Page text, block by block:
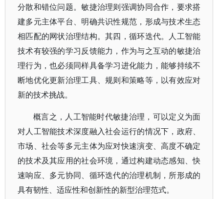
分散和错位问题。敏捷治理则强调协同合作，要求搭
建多元主体平台、明确共识性规范，形成与技术生态
相匹配的网状治理结构。其四，循环迭代。人工智能
技术有较强的学习反馈能力，作为与之互动的敏捷治
理行为，也必须同样具备学习进化能力，能够持续不
断地优化更新治理工具、规则和策略等，以有效应对
新的技术挑战。
概言之，人工智能时代敏捷治理，可以定义为面
对人工智能技术深度融入社会运行的情况下，政府、
市场、社会等多元主体为应对快速演变、高度不确定
的技术及其应用的社会环境，通过构建动态感知、快
速响应、多元协同、循环迭代的治理机制，所形成的
具有韧性、适应性和创新性的新型治理范式。